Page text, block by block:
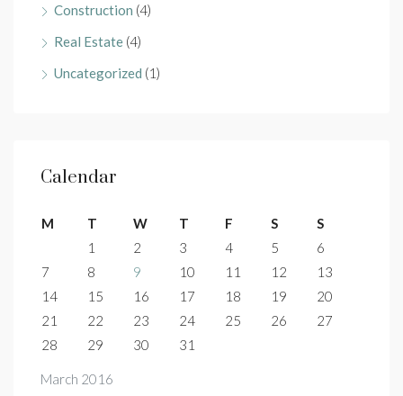
Construction (4)
Real Estate (4)
Uncategorized (1)
Calendar
March 2016
M T W T F S
S
1
2 3 4 5
6
7
8 9 10 11 12
13
14
15 16 17 18 19
20
21
22 23 24 25 26
27
28
29 30 31